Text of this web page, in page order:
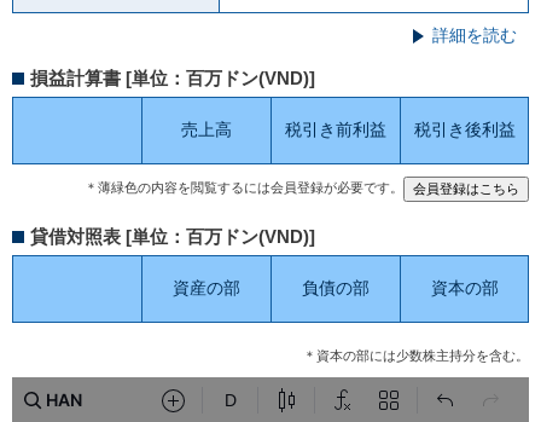
詳細を読む
損益計算書 [単位：百万ドン(VND)]
売上高 税引き前利益 税引き後利益
＊薄緑色の内容を閲覧するには会員登録が必要です。
貸借対照表 [単位：百万ドン(VND)]
資産の部 負債の部 資本の部
＊資本の部には少数株主持分を含む。